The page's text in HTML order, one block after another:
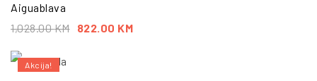
Aiguablava
1,028.00KM 822.00 KM
Akcija!